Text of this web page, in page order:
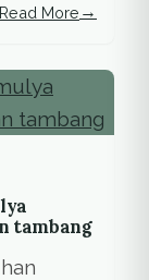
Read More →
tambang